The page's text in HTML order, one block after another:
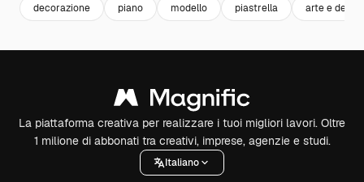
decorazione piano modello piastrella arte e design
La piattaforma creativa per realizzare i tuoi migliori lavori. Oltre
1 milione di abbonati tra creativi, imprese, agenzie e studi.
Italiano